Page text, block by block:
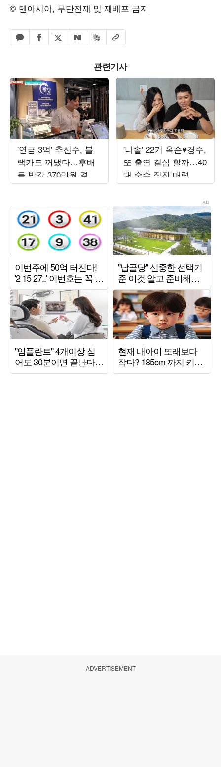
© 텐아시아, 무단전재 및 재배포 금지
카카오톡 공유하기
페이스북 공유하기
엑스 공유하기
네이버 공유하기
밴드 공유하기
URL복사
관련기사
'연금 3억' 추신수, 블
랙카드 꺼냈다…후배
들 밥값 370만원 결제
('남겨서')
'나솔' 22기 옥순♥경수,
또 출연 결심 할까…40
대 순수 직진 매력 관
전평 ('순수우유')
ADVERTISEMENT